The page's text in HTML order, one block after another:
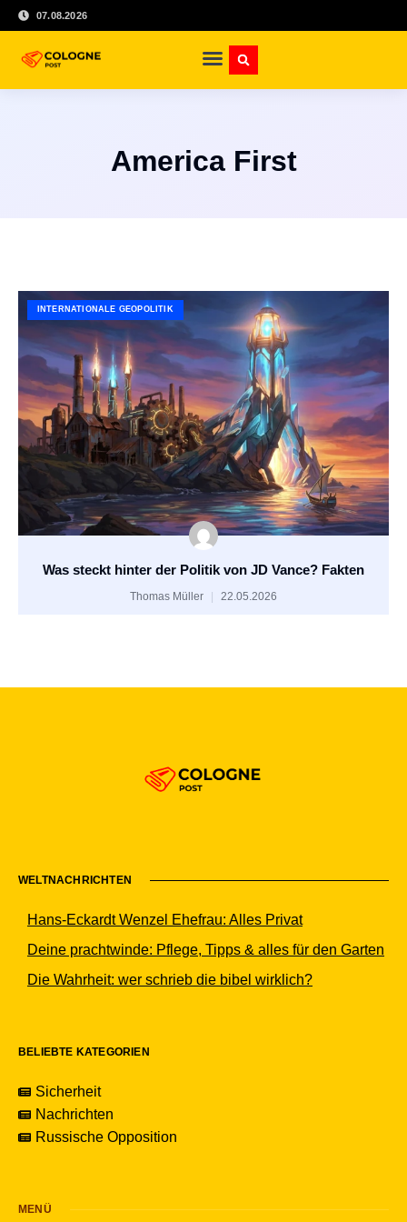
07.08.2026
America First
INTERNATIONALE GEOPOLITIK
Was steckt hinter der Politik von JD Vance? Fakten
Thomas Müller 22.05.2026
WELTNACHRICHTEN
Hans-Eckardt Wenzel Ehefrau: Alles Privat
Deine prachtwinde: Pflege, Tipps & alles für den Garten
Die Wahrheit: wer schrieb die bibel wirklich?
BELIEBTE KATEGORIEN
Sicherheit
Nachrichten
Russische Opposition
MENÜ